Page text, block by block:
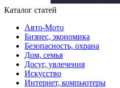
Каталог статей
Авто-Мото
Бизнес, экономика
Безопасность, охрана
Дом, семья
Досуг, увлечения
Искусство
Интернет, компьютеры